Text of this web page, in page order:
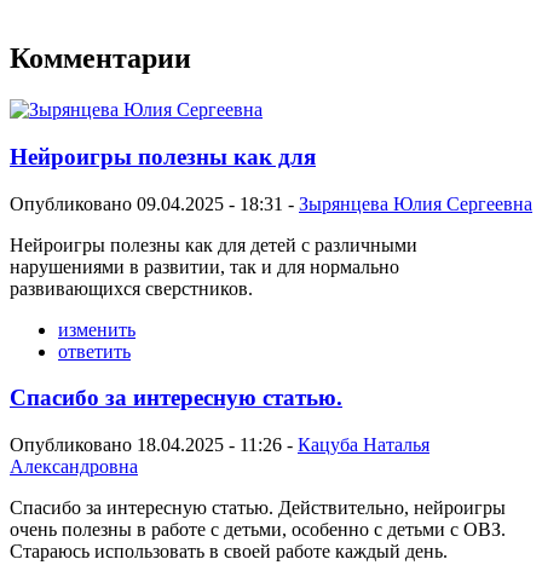
Комментарии
Нейроигры полезны как для
Опубликовано 09.04.2025 - 18:31 - Зырянцева Юлия Сергеевна
Нейроигры полезны как для детей с различными
нарушениями в развитии, так и для нормально
развивающихся сверстников.
изменить
ответить
Спасибо за интересную статью.
Опубликовано 18.04.2025 - 11:26 - Кацуба Наталья
Александровна
Спасибо за интересную статью. Действительно, нейроигры
очень полезны в работе с детьми, особенно с детьми с ОВЗ.
Стараюсь использовать в своей работе каждый день.